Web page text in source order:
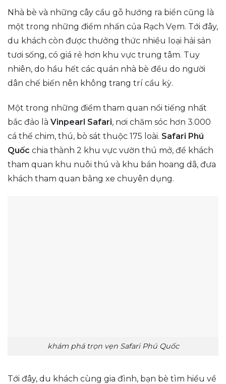
Nhà bè và những cây cầu gỗ hướng ra biển cũng là
một trong những điểm nhấn của Rạch Vẹm. Tới đây,
du khách còn được thưởng thức nhiều loại hải sản
tươi sống, có giá rẻ hơn khu vực trung tâm. Tuy
nhiên, do hầu hết các quán nhà bè đều do người
dân chế biến nên không trang trí cầu kỳ.
Một trong những điểm tham quan nổi tiếng nhất
bắc đảo là Vinpearl Safari, nơi chăm sóc hơn 3.000
cá thể chim, thú, bò sát thuộc 175 loài. Safari Phú
Quốc chia thành 2 khu vực vườn thú mở, để khách
tham quan khu nuôi thú và khu bán hoang dã, đưa
khách tham quan bằng xe chuyên dụng.
khám phá trọn vẹn Safari Phú Quốc
Tới đây, du khách cùng gia đình, bạn bè tìm hiểu về